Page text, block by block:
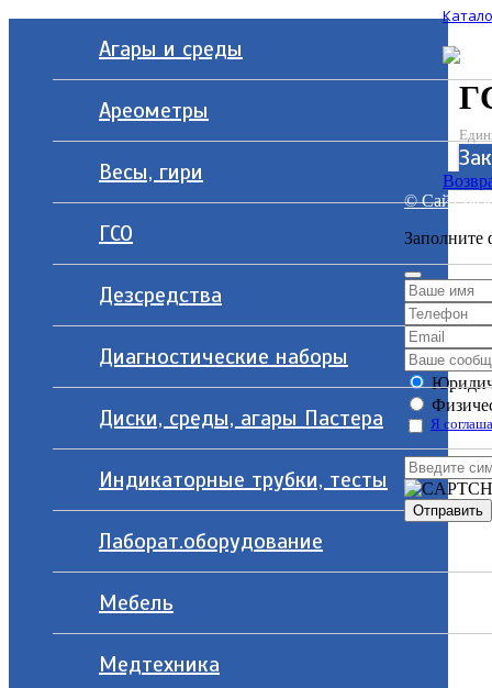
Агары и среды
Ареометры
Весы, гири
ГСО
Дезсредства
Диагностические наборы
Диски, среды, агары Пастера
Индикаторные трубки, тесты
Лаборат.оборудование
Мебель
Медтехника
© Сайт
Заполните
Я